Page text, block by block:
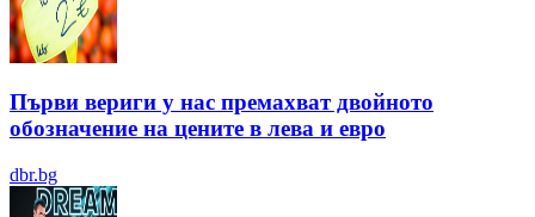
Първи вериги у нас премахват двойното
обозначение на цените в лева и евро
dbr.bg